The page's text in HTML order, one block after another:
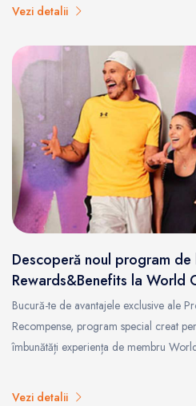
Vezi detalii
Descoperă noul program
Rewards&Benefits la World
Bucură-te de avantajele exclusive ale
Recompense, program special creat
îmbunătăți experiența de membru
Vezi detalii